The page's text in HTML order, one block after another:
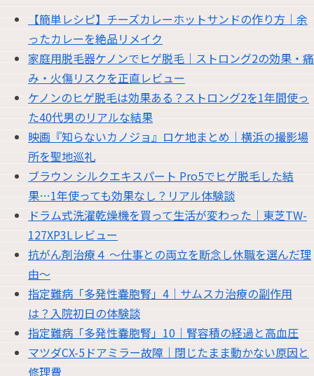
【簡単レシピ】チーズカレーホットサンドの作り方｜余
ったカレーを絶品リメイク
家庭用脱毛器ケノンでヒゲ脱毛｜ストロング2の効果・痛
み・火傷リスクを正直レビュー
ケノンのヒゲ脱毛は効果ある？ストロング2を1年間使っ
た40代男のリアルな結果
映画『知らないカノジョ』ロケ地まとめ｜横浜の撮影場
所を聖地巡礼
ブラウン シルクエキスパート Pro5でヒゲ脱毛した結
果…1年使っても効果なし？リアル体験談
ドラム式洗濯乾燥機を買って生活が変わった｜東芝TW-
127XP3Lレビュー
抗がん剤治療４ 〜仕事との両立を断念し休職を選んだ理
由〜
指定難病「多発性嚢胞腎」4｜サムスカ治療の副作用
は？入院初日の体験談
指定難病「多発性嚢胞腎」10｜腎容積の経過と高血圧
マツダCX-5ドアミラー故障｜閉じたまま動かない原因と
修理費